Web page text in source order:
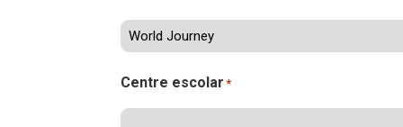
Centre escolar *